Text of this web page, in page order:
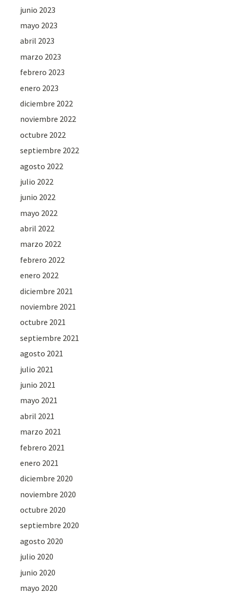
junio 2023
mayo 2023
abril 2023
marzo 2023
febrero 2023
enero 2023
diciembre 2022
noviembre 2022
octubre 2022
septiembre 2022
agosto 2022
julio 2022
junio 2022
mayo 2022
abril 2022
marzo 2022
febrero 2022
enero 2022
diciembre 2021
noviembre 2021
octubre 2021
septiembre 2021
agosto 2021
julio 2021
junio 2021
mayo 2021
abril 2021
marzo 2021
febrero 2021
enero 2021
diciembre 2020
noviembre 2020
octubre 2020
septiembre 2020
agosto 2020
julio 2020
junio 2020
mayo 2020